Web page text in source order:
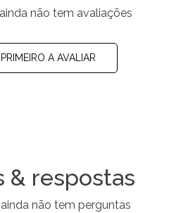
não tem avaliações
A AVALIAR
& respostas
não tem perguntas